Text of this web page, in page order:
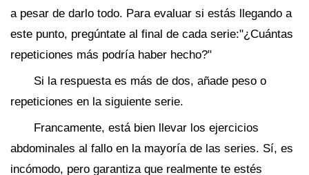
a pesar de darlo todo. Para evaluar si estás llegando a
este punto, pregúntate al final de cada serie:"¿Cuántas
repeticiones más podría haber hecho?"
Si la respuesta es más de dos, añade peso o
repeticiones en la siguiente serie.
Francamente, está bien llevar los ejercicios
abdominales al fallo en la mayoría de las series. Sí, es
incómodo, pero garantiza que realmente te estés